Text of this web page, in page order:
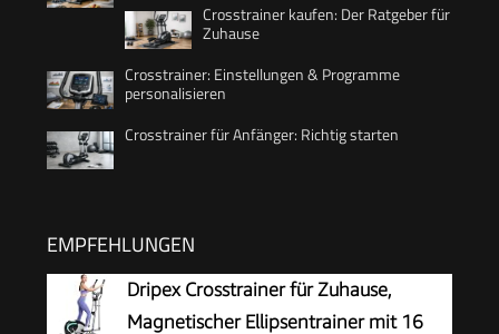
Crosstrainer kaufen: Der Ratgeber für
Zuhause
Crosstrainer: Einstellungen & Programme
personalisieren
Crosstrainer für Anfänger: Richtig starten
EMPFEHLUNGEN
Dripex Crosstrainer für Zuhause,
Magnetischer Ellipsentrainer mit 16